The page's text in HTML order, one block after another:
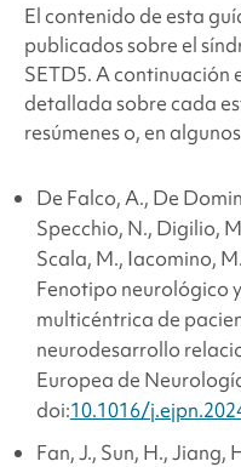
El contenido de esta
publicados sobreel
SETD5. A continuación
detallada sobre cada
resúmenes o, en
De Falco, A., De
Specchio, N., Digilio,
Scala, M., Iacomino,
Fenotipo neurológico
multicéntrica de
neurodesarrollo
Europea de
doi:10.1016/
Fan, J., Sun, H., Jiang,